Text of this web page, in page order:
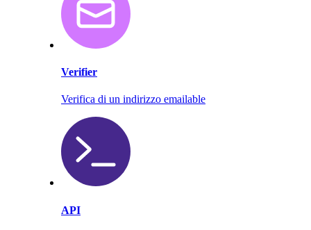
Verifier
Verifica di un indirizzo emailable
API